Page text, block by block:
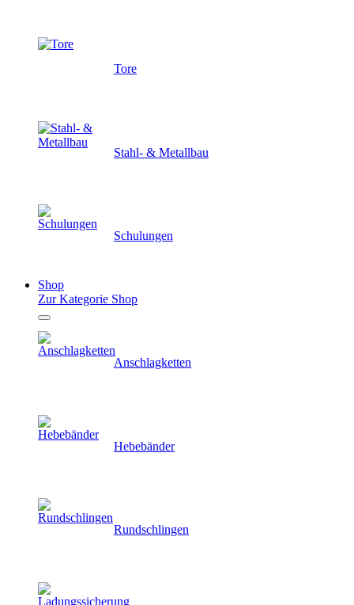
Tore
Stahl- & Metallbau
Schulungen
Shop
Zur Kategorie Shop
Anschlagketten
Hebebänder
Rundschlingen